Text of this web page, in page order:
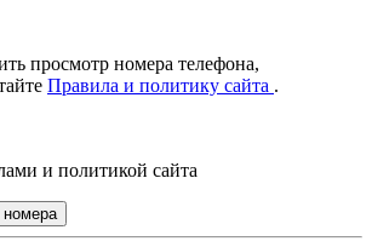
просмотр номера телефона,
Правила и политику сайта .
и политикой сайта
номера